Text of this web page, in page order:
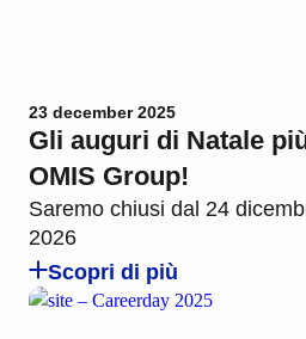
23 december 2025
Gli auguri di Natale
OMIS Group!
Saremo chiusi dal 24
2026
Scopri di più